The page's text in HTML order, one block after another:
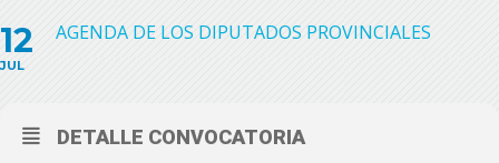
12
JUL
AGENDA DE LOS DIPUTADOS PROVINCIALES
DETALLE CONVOCATORIA